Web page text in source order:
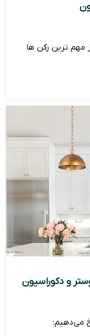
مهم ترین رکن ها
و دکوراسیون
می‌دهیم: